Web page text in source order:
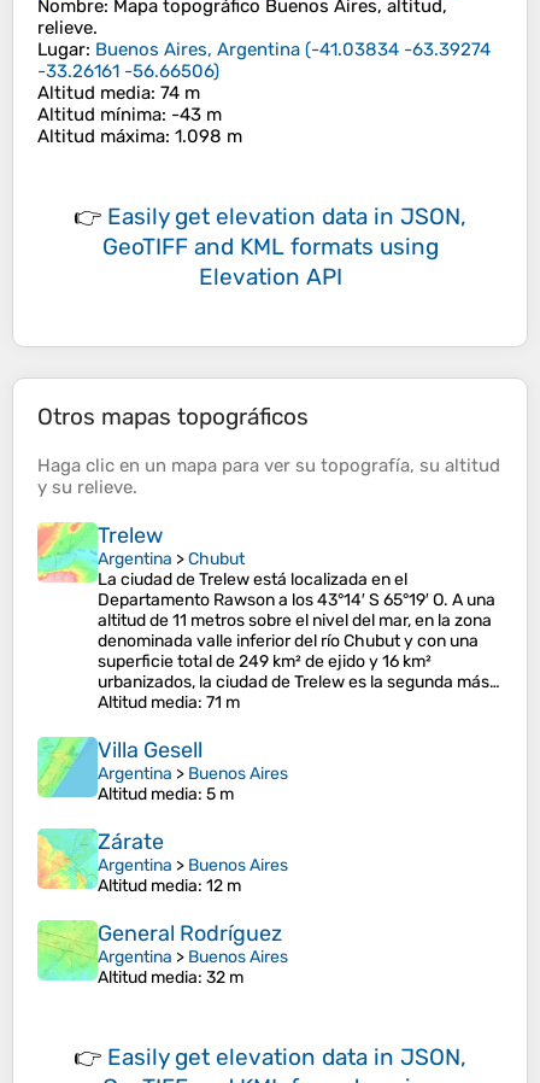
Nombre: Mapa topográfico Buenos Aires, altitud,
relieve.
Lugar: Buenos Aires, Argentina (-41.03834 -63.39274
-33.26161 -56.66506)
Altitud media: 74 m
Altitud mínima: -43 m
Altitud máxima: 1.098 m
👉 Easily get elevation data in JSON,
GeoTIFF and KML formats using
Elevation API
Otros mapas topográficos
Haga clic en un mapa para ver su topografía, su altitud
y su relieve.
Trelew
Argentina >Chubut
La ciudad de Trelew está localizada en el
Departamento Rawson a los 43°14′ S 65°19′ O. A una
altitud de 11 metros sobre el nivel del mar, en la zona
denominada valle inferior del río Chubut y con una
superficie total de 249 km² de ejido y 16 km²
urbanizados, la ciudad de Trelew es la segunda más…
Altitud media: 71 m
Villa Gesell
Argentina > Buenos Aires
Altitud media: 5 m
Zárate
Argentina > Buenos Aires
Altitud media: 12 m
General Rodríguez
Argentina > Buenos Aires
Altitud media: 32 m
👉 Easily get elevation data in JSON,